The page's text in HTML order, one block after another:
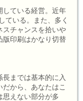
している経営。近年
ている。また、多く
スチャンスを拾いや
版印刷はかなり切替
までは基本的に入
から、あなたはこ
思えない部分が多